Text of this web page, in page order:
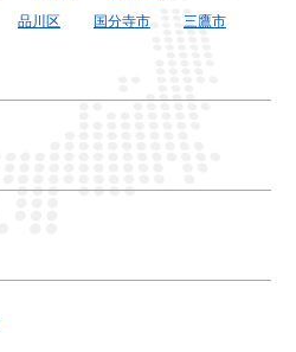
品川区 国分寺市
三鷹市